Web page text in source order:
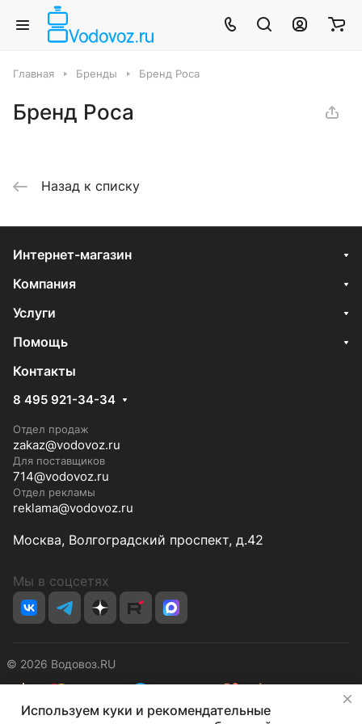
Главная Бренды Бренд Роса
Бренд Роса
Назад к списку
Интернет-магазин
Компания
Услуги
Помощь
Контакты
8 495 921-34-34
Отдел продаж
zakaz@vodovoz.ru
Для поставщиков
714@vodovoz.ru
Отдел рекламы
reklama@vodovoz.ru
Москва, Волгоградский проспект, д.42
Мы в соцсетях
© 2026 Водовоз.RU
КонфиденциальностьОферта
Используем куки и рекомендательные